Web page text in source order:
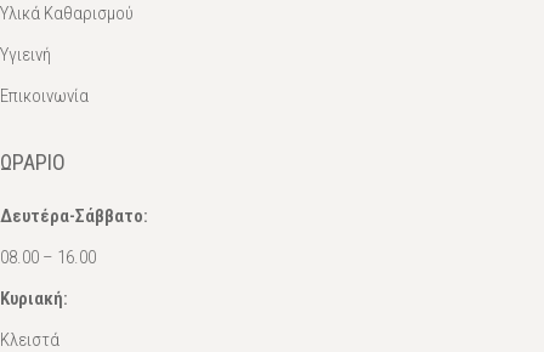
Υλικά Καθαρισμού
Υγιεινή
Επικοινωνία
ΩΡΆΡΙΟ
Δευτέρα-Σάββατο:
08.00 – 16.00
Κυριακή:
Κλειστά